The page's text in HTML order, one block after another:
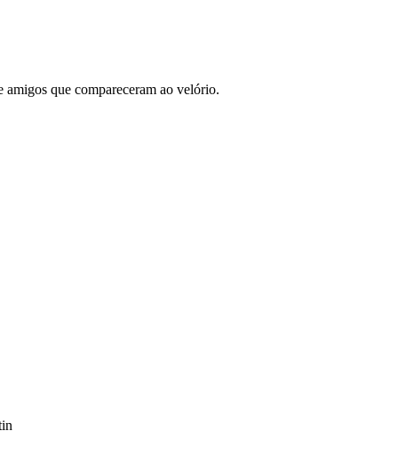
que compareceram ao velório.